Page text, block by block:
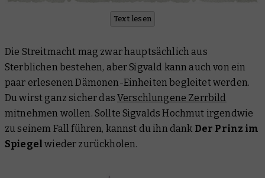
Text lesen
Die Streitmacht mag zwar hauptsächlich aus
Sterblichen bestehen, aber Sigvald kann auch von ein
paar erlesenen Dämonen-Einheiten begleitet werden.
Du wirst ganz sicher dasVerschlungene Zerrbild
mitnehmen wollen. Sollte Sigvalds Hochmut irgendwie
zu seinem Fall führen, kannst du ihn dank Der Prinz im
Spiegel wieder zurückholen.